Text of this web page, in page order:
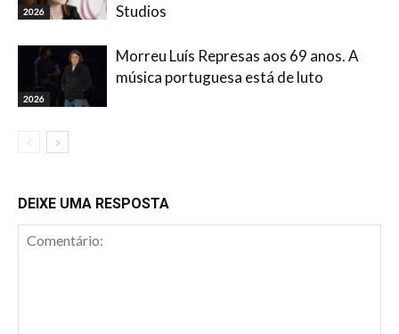
2026
Studios
2026
Morreu Luís Represas aos 69 anos. A
música portuguesa está de luto
DEIXE UMA RESPOSTA